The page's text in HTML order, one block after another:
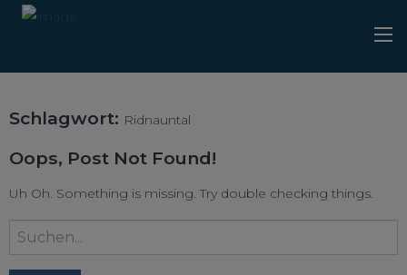
Schlagwort: Ridnauntal
Oops, Post Not Found!
Uh Oh. Something is missing. Try double checking things.
Suchbegriff
eingeben: